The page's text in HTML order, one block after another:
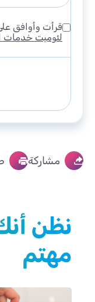
قرأت وأوافق
لئوميت خدمات
مشاركة
نظن
مهتم